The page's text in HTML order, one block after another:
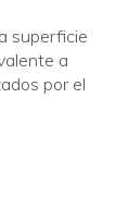
superficie
a
por el